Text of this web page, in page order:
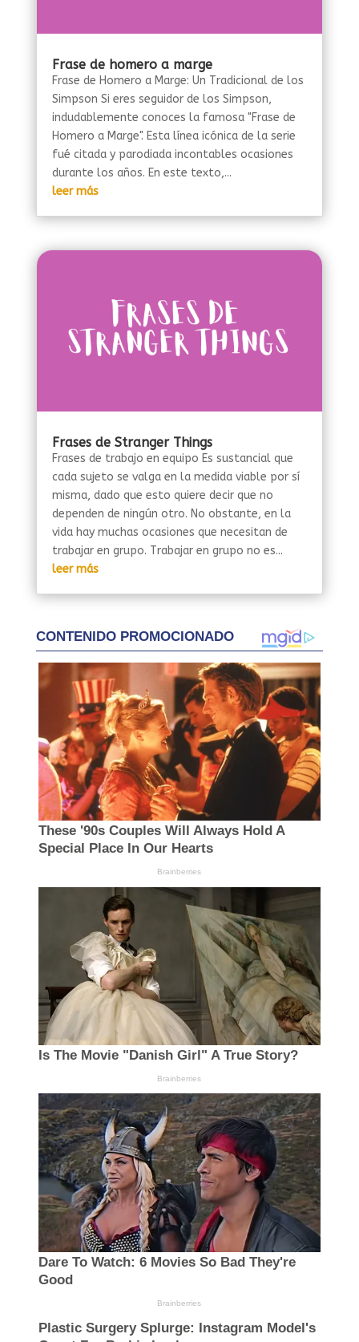
Frase de homero a marge
Frase de Homero a Marge: Un Tradicional de los
Simpson Si eres seguidor de los Simpson,
indudablemente conoces la famosa "Frase de
Homero a Marge". Esta línea icónica de la serie
fué citada y parodiada incontables ocasiones
durante los años. En este texto,...
leer más
Frases de Stranger Things
Frases de trabajo en equipo Es sustancial que
cada sujeto se valga en la medida viable por sí
misma, dado que esto quiere decir que no
dependen de ningún otro. No obstante, en la
vida hay muchas ocasiones que necesitan de
trabajar en grupo. Trabajar en grupo no es...
leer más